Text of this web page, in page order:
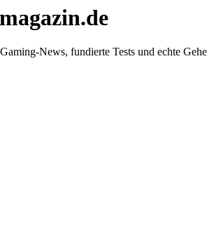
News, fundierte Tests und echte